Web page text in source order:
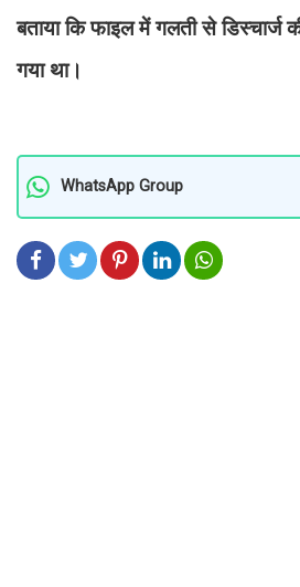
बताया कि फाइल में गलती से डिस्चार्ज
गया था।
WhatsApp Group